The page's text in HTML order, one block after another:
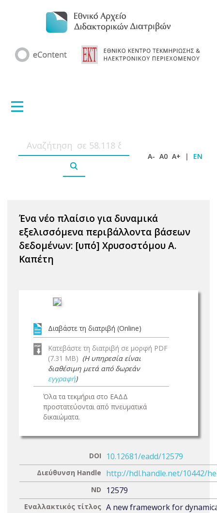
A- A0 A+ | EN
Ένα νέο πλαίσιο για δυναμικά
εξελισσόμενα περιβάλλοντα βάσεων
δεδομένων: [υπό] Χρυσοστόμου Α.
Καπέτη
Διαβάστε τη διατριβή (Online)
Κατεβάστε τη διατριβή σε μορφή PDF
(7.31 MB) (Η υπηρεσία είναι
διαθέσιμη μετά από δωρεάν
εγγραφή)
Όλα τα τεκμήρια στο ΕΑΔΔ
προστατεύονται από πνευματικά
δικαιώματα.
DOI 10.12681/eadd/12579
Διεύθυνση Handle http://hdl.handle.net/10442/
ND 12579
Εναλλακτικός τίτλος A new framework for